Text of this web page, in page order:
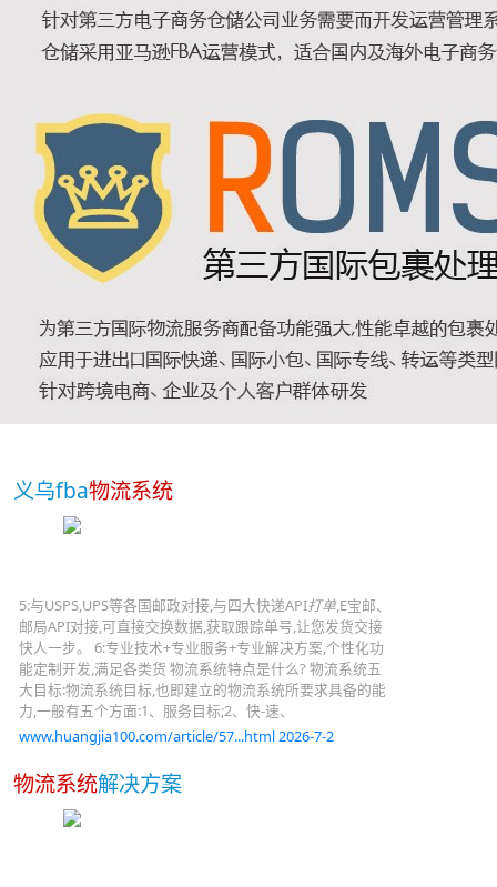
义乌fba物流系统
5:与USPS,UPS等各国邮政对接,与四大快递API打单,E宝邮、
邮局API对接,可直接交换数据,获取跟踪单号,让您发货交接
快人一步。 6:专业技术+专业服务+专业解决方案,个性化功
能定制开发,满足各类货 物流系统特点是什么? 物流系统五
大目标:物流系统目标,也即建立的物流系统所要求具备的能
力,一般有五个方面:1、服务目标;2、快-速、
www.huangjia100.com/article/57...html 2026-7-2
物流系统解决方案